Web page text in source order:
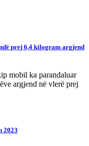
prej 6,4 kilogram argjend
mobil ka parandaluar
argjend në vlerë prej
2023